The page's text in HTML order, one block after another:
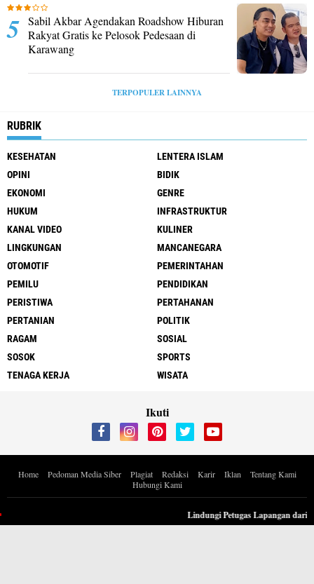
Sabil Akbar Agendakan Roadshow Hiburan
Rakyat Gratis ke Pelosok Pedesaan di
Karawang
TERPOPULER LAINNYA
RUBRIK
KESEHATAN
LENTERA ISLAM
OPINI
BIDIK
EKONOMI
GENRE
HUKUM
INFRASTRUKTUR
KANAL VIDEO
KULINER
LINGKUNGAN
MANCANEGARA
OTOMOTIF
PEMERINTAHAN
PEMILU
PENDIDIKAN
PERISTIWA
PERTAHANAN
PERTANIAN
POLITIK
RAGAM
SOSIAL
SOSOK
SPORTS
TENAGA KERJA
WISATA
Ikuti
Lindungi Petugas Lapangan dari
Home Pedoman Media Siber Plagiat Redaksi Karir Iklan
Tentang Kami
Hubungi Kami
2026 Berita Inspiratif Progresif.id by ApoedCyber